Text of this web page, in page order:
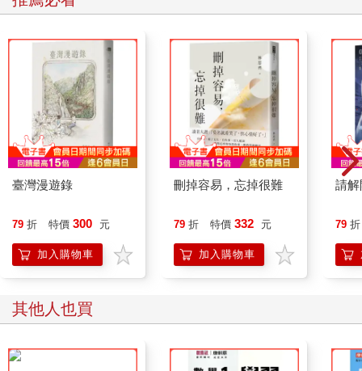
臺灣漫遊錄
79 折 特價 300 元
加入購物車
刪掉容易，忘掉很難
79 折 特價 332 元
加入購物車
請解
79 折
其他人也買